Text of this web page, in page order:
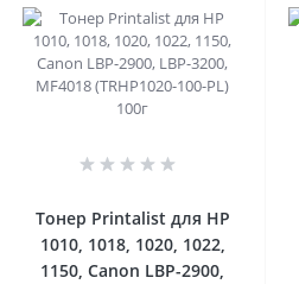
Тонер Printalist для HP
1010, 1018, 1020, 1022,
1150, Canon LBP-2900,